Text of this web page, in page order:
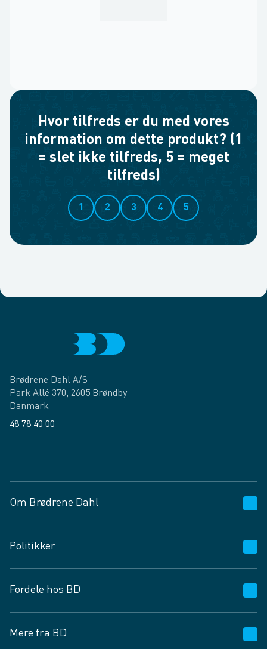
Hvor tilfreds er du med vores
information om dette produkt? (1
= slet ikke tilfreds, 5 = meget
tilfreds)
1 2 3 4 5
Brødrene Dahl A/S
Park Allé 370, 2605 Brøndby
Danmark
48 78 40 00
Om Brødrene Dahl
Vagttelefon 30 10 89 89
Spørgsmål og svar
Job og karriere
Fødevarekontrolrapport
Politikker
Privatlivspolitik
Cookies
Vilkår og betingelser
Fordele hos BD
BD app
Mere fra BD